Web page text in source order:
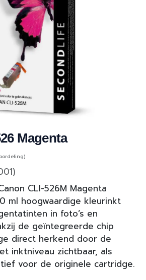
Magenta
CLI-526M Magenta
ml hoogwaardige kleurinkt
in foto’s en
de geïntegreerde chip
direct herkend door de
inktniveau zichtbaar, als
voor de originele cartridge.